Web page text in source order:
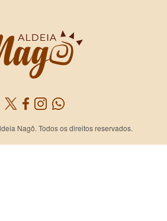
Nagô. Todos os direitos reservados.